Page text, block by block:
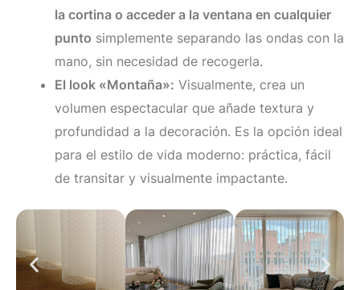
la cortina o acceder a la ventana en cualquier
punto simplemente separando las ondas con la
mano, sin necesidad de recogerla.
El look «Montaña»: Visualmente, crea un
volumen espectacular que añade textura y
profundidad a la decoración. Es la opción ideal
para el estilo de vida moderno: práctica, fácil
de transitar y visualmente impactante.